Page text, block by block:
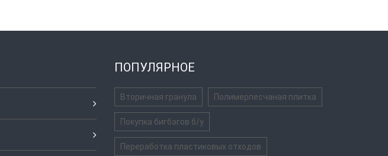
ПОПУЛЯРНОЕ
Вторичная гранула Полимерпесчаная плитка
Покупка бигбэгов б/у
Переработка пластиковых отходов